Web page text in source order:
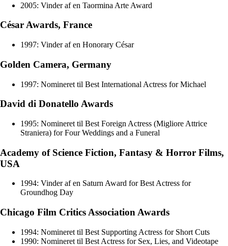
2005: Vinder af en Taormina Arte Award
César Awards, France
1997: Vinder af en Honorary César
Golden Camera, Germany
1997: Nomineret til Best International Actress for Michael
David di Donatello Awards
1995: Nomineret til Best Foreign Actress (Migliore Attrice
Straniera) for Four Weddings and a Funeral
Academy of Science Fiction, Fantasy & Horror Films,
USA
1994: Vinder af en Saturn Award for Best Actress for
Groundhog Day
Chicago Film Critics Association Awards
1994: Nomineret til Best Supporting Actress for Short Cuts
1990: Nomineret til Best Actress for Sex, Lies, and Videotape